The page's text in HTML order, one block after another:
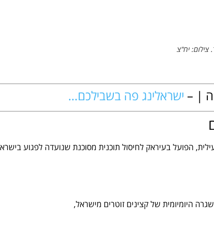
צילום: יח"צ
| – ישראלינג פה בשבילכם…
הפועל בעיראק לחיסול תוכנית מסוכנת שנועדה לפגוע
היומיומית של קצינים זוטרים מישראל,